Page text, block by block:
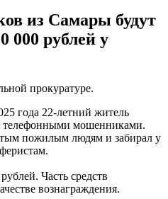
газоны 9 августа: список
игре команды с новым
"Акрона" на матч с
водитель легковушки сбил
с 2027 года
из Самары будут
000 рублей у
прокуратуре.
года 22-летний житель
телефонными мошенниками.
пожилым людям и забирал у
Часть средств
вознаграждения.